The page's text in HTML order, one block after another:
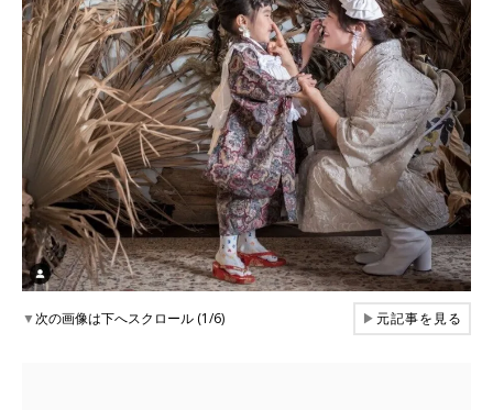
▼次の画像は下へスクロール (1/6) ▶元記事を見る